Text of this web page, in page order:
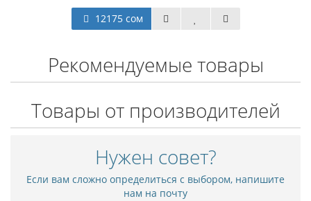
12175 сом
Рекомендуемые товары
Товары от производителей
Нужен совет?
Если вам сложно определиться с выбором, напишите
нам на почту